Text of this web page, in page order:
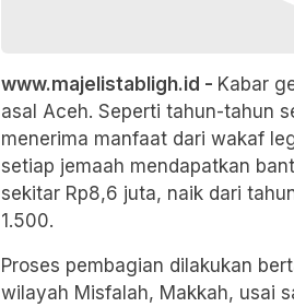
www.majelistabligh.id - Kabar
asal Aceh. Seperti tahun-tahun
menerima manfaat dari wakaf
setiap jemaah mendapatkan
sekitar Rp8,6 juta, naik dari
1.500.
Proses pembagian dilakukan
wilayah Misfalah, Makkah, usai